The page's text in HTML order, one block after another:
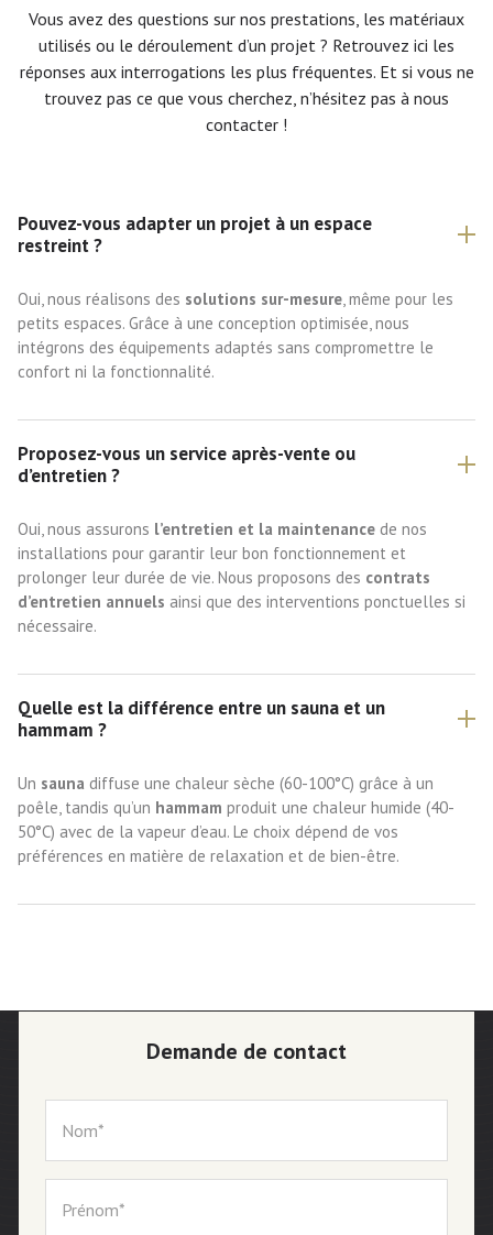
Vous avez des questions sur nos prestations, les matériaux
utilisés ou le déroulement d’un projet ? Retrouvez ici les
réponses aux interrogations les plus fréquentes. Et si vous ne
trouvez pas ce que vous cherchez, n’hésitez pas à nous
contacter !
Pouvez-vous adapter un projet à un espace
restreint ?
Oui, nous réalisons des solutions sur-mesure , même pour les
petits espaces. Grâce à une conception optimisée, nous
intégrons des équipements adaptés sans compromettre le
confort ni la fonctionnalité.
Proposez-vous un service après-vente ou
d’entretien ?
Oui, nous assurons l’entretien et la maintenance de nos
installations pour garantir leur bon fonctionnement et
prolonger leur durée de vie. Nous proposons des contrats
d’entretien annuels ainsi que des interventions ponctuelles si
nécessaire.
Quelle est la différence entre un sauna et un
hammam ?
Un sauna diffuse une chaleur sèche (60-100°C) grâce à un
poêle, tandis qu’un hammam produit une chaleur humide (40-
50°C) avec de la vapeur d’eau. Le choix dépend de vos
préférences en matière de relaxation et de bien-être.
Demande de contact